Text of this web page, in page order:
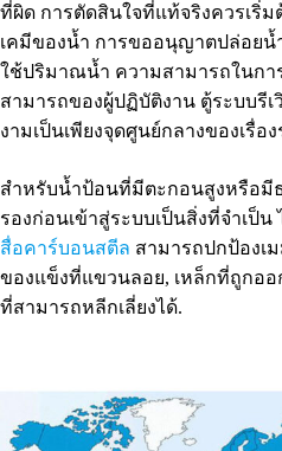
ที่ผิด การตัดสินใจที่แท้จริงควรเริ่
เคมีของน้ำ การขออนุญาตปล่อยน้
ใช้ปริมาณน้ำ ความสามารถในกา
สามารถของผู้ปฏิบัติงาน ตู้ระบบรีเ
งามเป็นเพียงจุดศูนย์กลางของเรื่อ
สำหรับน้ำป้อนที่มีตะกอนสูงหรือมี
รองก่อนเข้าสู่ระบบเป็นสิ่งที่จำเป็น
สื่อคาร์บอนสตีล สามารถปกป้องเ
ของแข็งที่แขวนลอย, เหล็กที่ถูกอ
ที่สามารถหลีกเลี่ยงได้.